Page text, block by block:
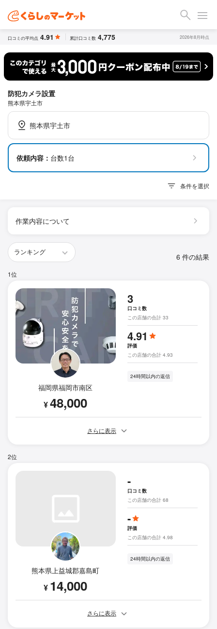
口コミの平均点 4.91 累計口コミ数 4,775 2026年8月時点
防犯カメラ設置
熊本県宇土市
熊本県宇土市
依頼内容： 台数1台
条件を選択
作業内容について
6 件の結果
1位
福岡県福岡市南区
¥48,000
3
口コミ数
この店舗の合計 33
4.91
評価
この店舗の合計 4.93
24時間以内の返信
さらに表示
2位
熊本県上益城郡嘉島町
¥ 14,000
-
口コミ数
この店舗の合計 68
-
評価
この店舗の合計 4.98
24時間以内の返信
さらに表示